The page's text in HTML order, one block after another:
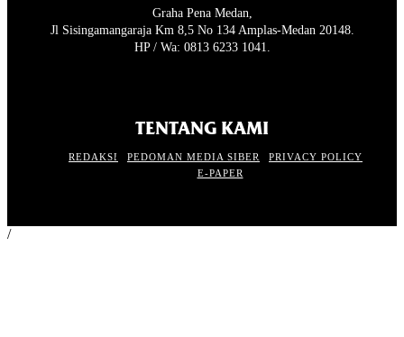
Graha Pena Medan,
Jl Sisingamangaraja Km 8,5 No 134 Amplas-Medan 20148.
HP / Wa: 0813 6233 1041.
TENTANG KAMI
REDAKSI PEDOMAN MEDIA SIBER
PRIVACY POLICY
E-PAPER
/